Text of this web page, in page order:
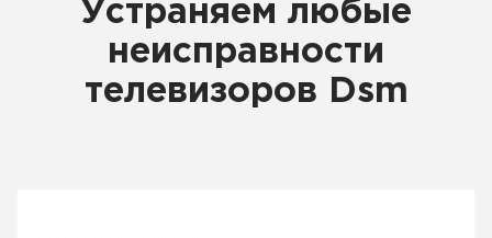
Устраняем любые
неисправности
телевизоров Dsm